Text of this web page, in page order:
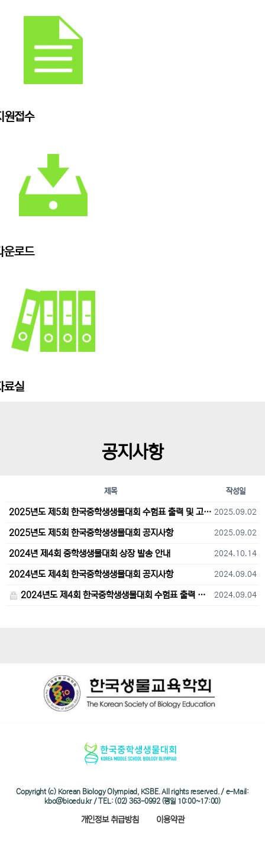
원접수
운로드
료실
공지사항
제목 작성일
2025년도 제5회 한국중학생생물대회 수험표 출력 및 고사장 오시는 길 안내 2025.09.02
2025년도 제5회 한국중학생생물대회 공지사항 2025.09.02
2024년 제4회 중학생생물대회 상장 발송 안내 2024.10.14
2024년도 제4회 한국중학생생물대회 공지사항 2024.09.04
2024년도 제4회 한국중학생생물대회 수험표 출력 및 고사장 오시는 길 안내 2024.09.04
Copyright (c) Korean Biology Olympiad, KSBE. All rights reserved. / e-Mail:
kbo@bioedu.kr / TEL: (02) 363-0992 (평일 10:00~17:00)
개인정보 취급방침 이용약관